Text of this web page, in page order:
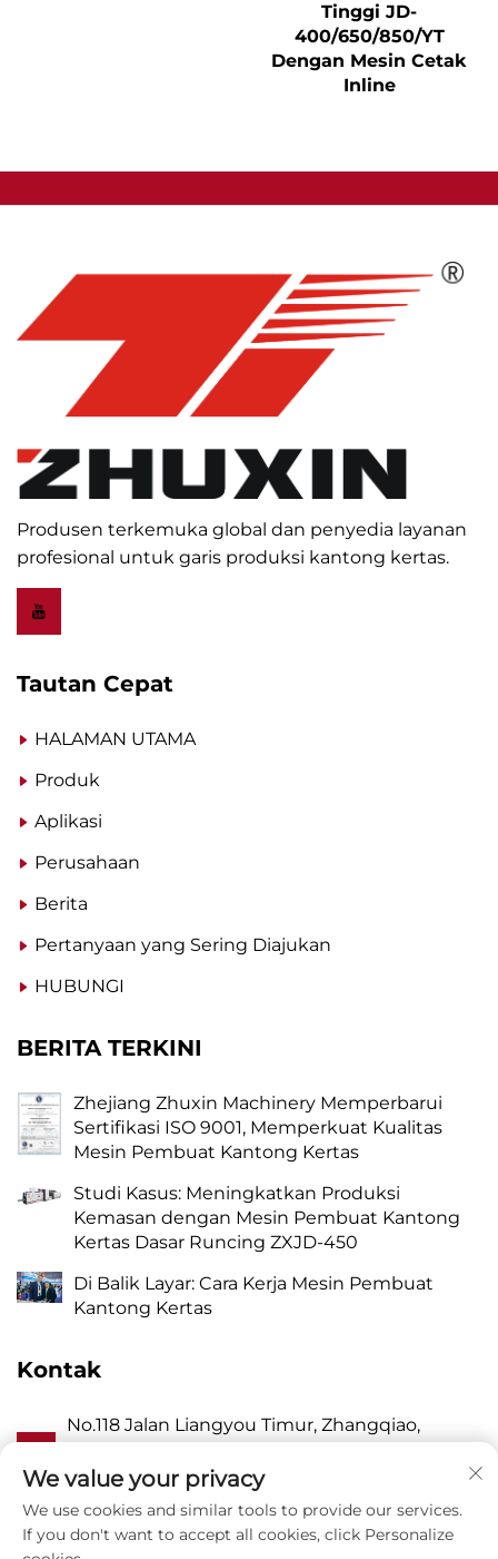
Tinggi JD-
400/650/850/YT
Dengan Mesin Cetak
Inline
Produsen terkemuka global dan penyedia layanan
profesional untuk garis produksi kantong kertas.
Tautan Cepat
HALAMAN UTAMA
Produk
Aplikasi
Perusahaan
Berita
Pertanyaan yang Sering Diajukan
HUBUNGI
BERITA TERKINI
Zhejiang Zhuxin Machinery Memperbarui
Sertifikasi ISO 9001, Memperkuat Kualitas
Mesin Pembuat Kantong Kertas
Studi Kasus: Meningkatkan Produksi
Kemasan dengan Mesin Pembuat Kantong
Kertas Dasar Runcing ZXJD-450
Di Balik Layar: Cara Kerja Mesin Pembuat
Kantong Kertas
Kontak
No.118 Jalan Liangyou Timur, Zhangqiao,
Wenzhou, Zhejiang P.R. China 325409
P 8615988795434
We value your privacy
We use cookies and similar tools to provide our services.
If you don't want to accept all cookies, click Personalize